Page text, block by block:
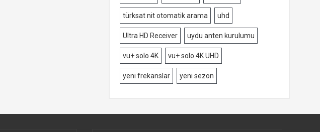
türksat nit otomatik arama uhd
Ultra HD Receiver uydu anten kurulumu
vu+ solo 4K vu+ solo 4K UHD
yeni frekanslar yeni sezon